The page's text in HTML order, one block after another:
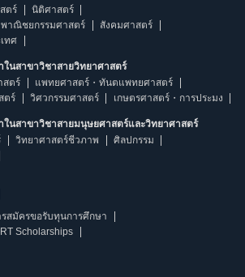
ตร์
นิติศาสตร์
พาณิชยกรรมศาสตร์
สังคมศาสตร์
ทศ
นสาขาวิชาสายวิทยาศาสตร์
สตร์
แพทยศาสตร์・ทันตแพทยศาสตร์
ตร์ วิศวกรรมศาสตร์ เกษตรศาสตร์・การประมง
นสาขาวิชาสายมนุษยศาสตร์และวิทยาศาสตร์
วิทยาศาสตร์ชีวภาพ
ศิลปกรรม
รสมัครขอรับทุนการศึกษา
Scholarships